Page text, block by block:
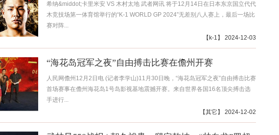
希纳&middot;卡里米安 VS 木村太地 武者网讯 将于12月14日在日本东京国立代代
木竞技场第一体育馆举行的“K-1 WORLD GP 2024”无差别八人赛上，最后一场比
赛对阵...
【 k-1 】 2024-12-03
“海花岛冠军之夜”自由搏击比赛在儋州开赛
人民网儋州12月2日电 (记者李学山)11月30日晚，“海花岛冠军之夜”自由搏击比赛
首场赛事在儋州海花岛1号岛影视基地震撼开赛。来自世界各国16名顶尖搏击选
手进行...
【其它 】 2024-12-02